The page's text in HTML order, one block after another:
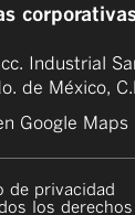
Industrial
de México,
Google Maps
de privacidad
los derechos